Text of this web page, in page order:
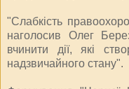
"Слабкість
наголосив Олег
вчинити дії, які
надзвичайного стану".